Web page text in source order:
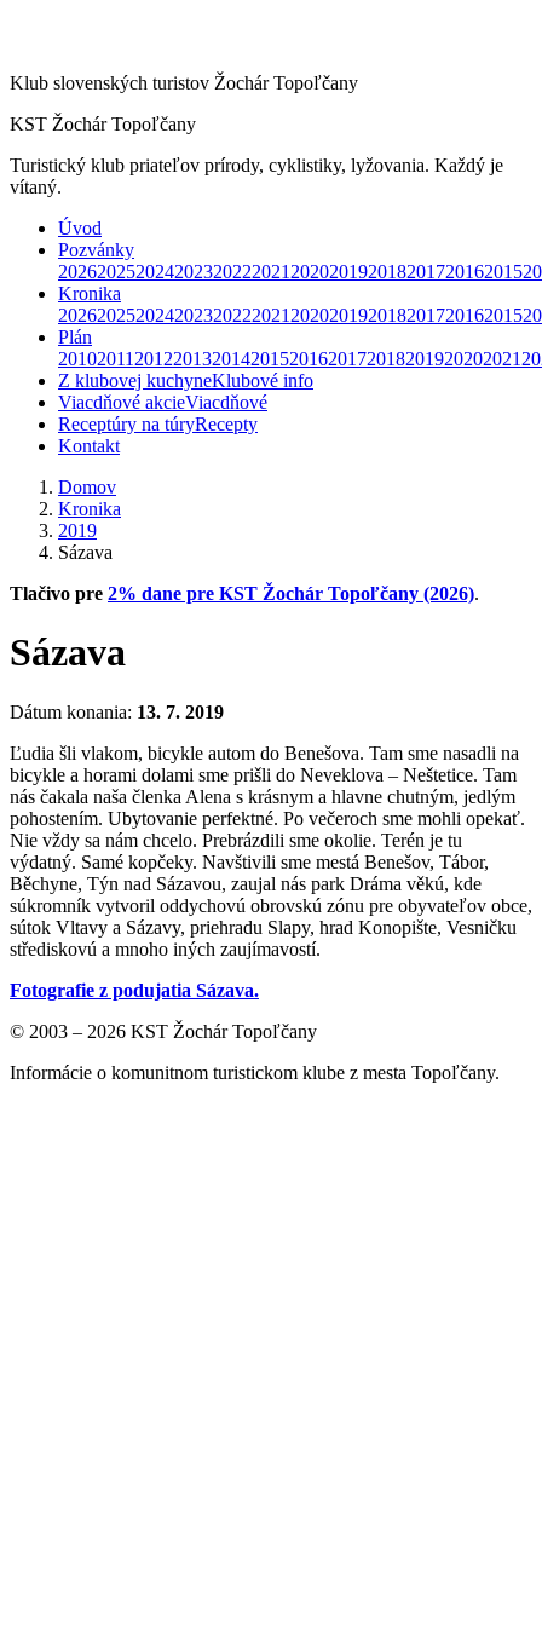
Klub slovenských turistov Žochár Topoľčany
KST Žochár Topoľčany
Turistický klub priateľov prírody, cyklistiky, lyžovania. Každý je
vítaný.
Úvod
Pozvánky
202620252024202320222021 202020192018201720162015
Kronika
202620252024202320222021 202020192018201720162015
Plán
20102011 2012201320142015201620172018201920202021
Z klubovej kuchyneKlubové info
Viacdňové akcieViacdňové
Receptúry na túryRecepty
Kontakt
Domov
Kronika
2019
Sázava
Tlačivo pre 2% dane pre KST Žochár Topoľčany (2026).
Sázava
Dátum konania: 13. 7. 2019
Ľudia šli vlakom, bicykle autom do Benešova. Tam sme nasadli na
bicykle a horami dolami sme prišli do Neveklova – Neštetice. Tam
nás čakala naša členka Alena s krásnym a hlavne chutným, jedlým
pohostením. Ubytovanie perfektné. Po večeroch sme mohli opekať.
Nie vždy sa nám chcelo. Prebrázdili sme okolie. Terén je tu
výdatný. Samé kopčeky. Navštivili sme mestá Benešov, Tábor,
Běchyne, Týn nad Sázavou, zaujal nás park Dráma věkú, kde
súkromník vytvoril oddychovú obrovskú zónu pre obyvateľov obce,
sútok Vltavy a Sázavy, priehradu Slapy, hrad Konopište, Vesničku
střediskovú a mnoho iných zaujímavostí.
Fotografie z podujatia Sázava.
© 2003 – 2026 KST Žochár Topoľčany
Informácie o komunitnom turistickom klube z mesta Topoľčany.